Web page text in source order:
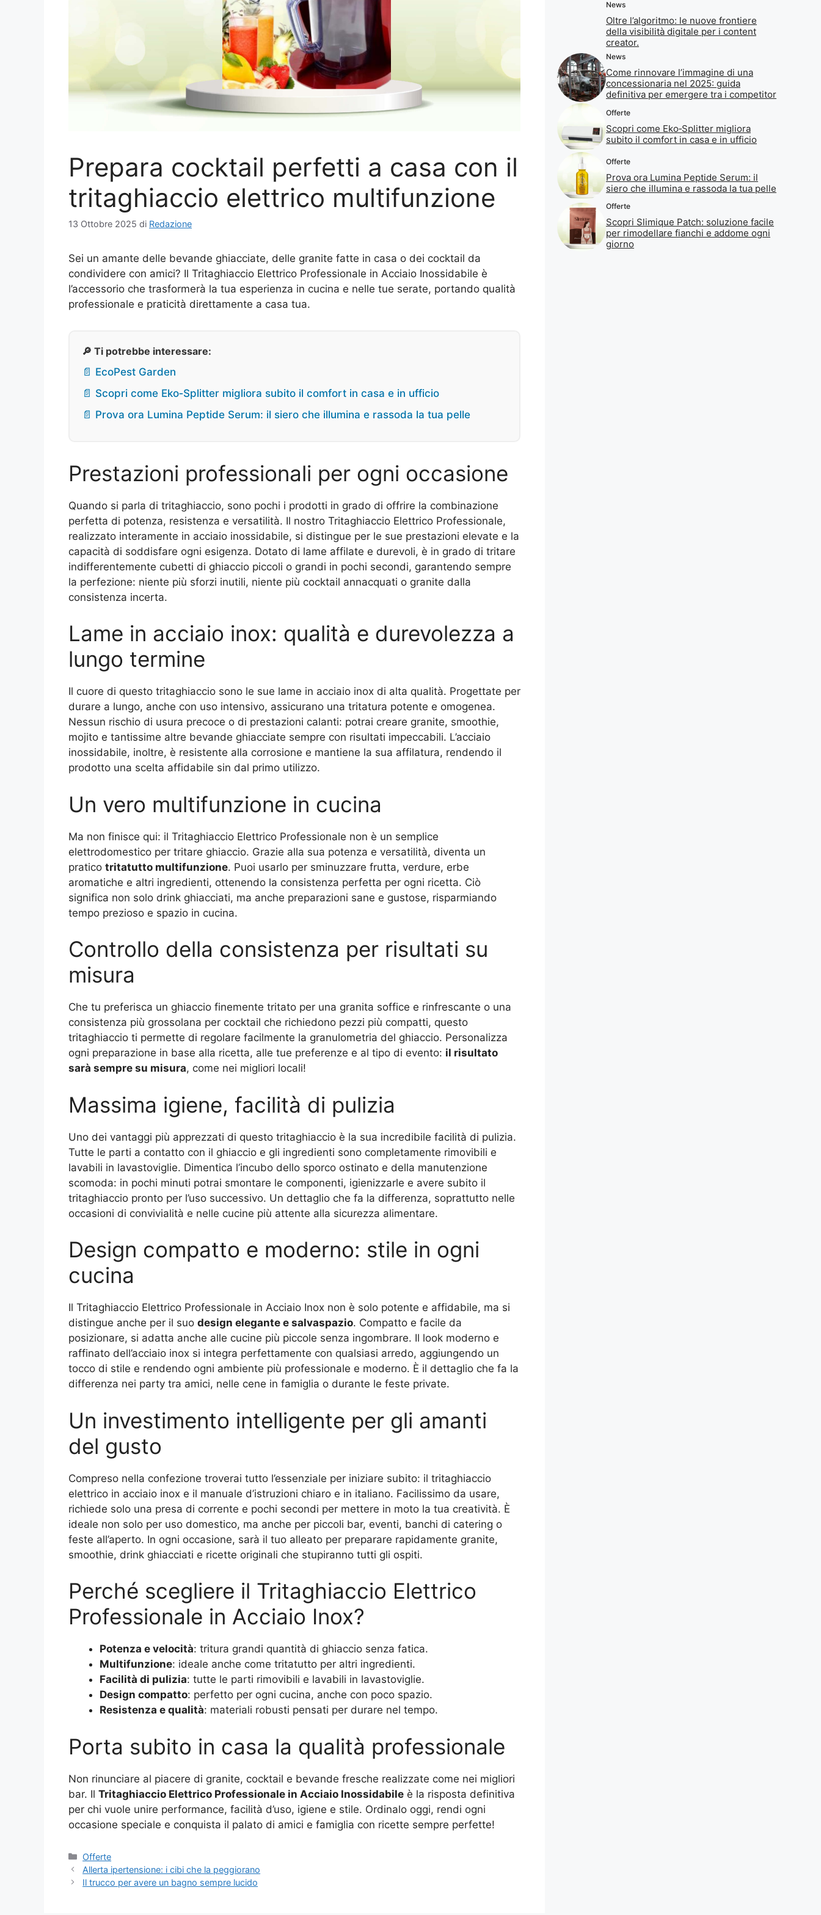
Prepara cocktail perfetti a casa con il
tritaghiaccio elettrico multifunzione
13 Ottobre 2025 di Redazione
Sei un amante delle bevande ghiacciate, delle granite fatte in casa o dei cocktail da
condividere con amici? Il Tritaghiaccio Elettrico Professionale in Acciaio Inossidabile è
l’accessorio che trasformerà la tua esperienza in cucina e nelle tue serate, portando qualità
professionale e praticità direttamente a casa tua.
🔎 Ti potrebbe interessare:
📄 EcoPest Garden
📄 Scopri come Eko‑Splitter migliora subito il comfort in casa e in ufficio
📄 Prova ora Lumina Peptide Serum: il siero che illumina e rassoda la tua pelle
Prestazioni professionali per ogni occasione
Quando si parla di tritaghiaccio, sono pochi i prodotti in grado di offrire la combinazione
perfetta di potenza, resistenza e versatilità. Il nostro Tritaghiaccio Elettrico Professionale,
realizzato interamente in acciaio inossidabile, si distingue per le sue prestazioni elevate e la
capacità di soddisfare ogni esigenza. Dotato di lame affilate e durevoli, è in grado di tritare
indifferentemente cubetti di ghiaccio piccoli o grandi in pochi secondi, garantendo sempre
la perfezione: niente più sforzi inutili, niente più cocktail annacquati o granite dalla
consistenza incerta.
Lame in acciaio inox: qualità e durevolezza a
lungo termine
Il cuore di questo tritaghiaccio sono le sue lame in acciaio inox di alta qualità. Progettate per
durare a lungo, anche con uso intensivo, assicurano una tritatura potente e omogenea.
Nessun rischio di usura precoce o di prestazioni calanti: potrai creare granite, smoothie,
mojito e tantissime altre bevande ghiacciate sempre con risultati impeccabili. L’acciaio
inossidabile, inoltre, è resistente alla corrosione e mantiene la sua affilatura, rendendo il
prodotto una scelta affidabile sin dal primo utilizzo.
Un vero multifunzione in cucina
Ma non finisce qui: il Tritaghiaccio Elettrico Professionale non è un semplice
elettrodomestico per tritare ghiaccio. Grazie alla sua potenza e versatilità, diventa un
pratico tritatutto multifunzione. Puoi usarlo per sminuzzare frutta, verdure, erbe
aromatiche e altri ingredienti, ottenendo la consistenza perfetta per ogni ricetta. Ciò
significa non solo drink ghiacciati, ma anche preparazioni sane e gustose, risparmiando
tempo prezioso e spazio in cucina.
Controllo della consistenza per risultati su
misura
Che tu preferisca un ghiaccio finemente tritato per una granita soffice e rinfrescante o una
consistenza più grossolana per cocktail che richiedono pezzi più compatti, questo
tritaghiaccio ti permette di regolare facilmente la granulometria del ghiaccio. Personalizza
ogni preparazione in base alla ricetta, alle tue preferenze e al tipo di evento: il risultato
sarà sempre su misura, come nei migliori locali!
Massima igiene, facilità di pulizia
Uno dei vantaggi più apprezzati di questo tritaghiaccio è la sua incredibile facilità di pulizia.
Tutte le parti a contatto con il ghiaccio e gli ingredienti sono completamente rimovibili e
lavabili in lavastoviglie. Dimentica l’incubo dello sporco ostinato e della manutenzione
scomoda: in pochi minuti potrai smontare le componenti, igienizzarle e avere subito il
tritaghiaccio pronto per l’uso successivo. Un dettaglio che fa la differenza, soprattutto nelle
occasioni di convivialità e nelle cucine più attente alla sicurezza alimentare.
Design compatto e moderno: stile in ogni
cucina
Il Tritaghiaccio Elettrico Professionale in Acciaio Inox non è solo potente e affidabile, ma si
distingue anche per il suo design elegante e salvaspazio. Compatto e facile da
posizionare, si adatta anche alle cucine più piccole senza ingombrare. Il look moderno e
raffinato dell’acciaio inox si integra perfettamente con qualsiasi arredo, aggiungendo un
tocco di stile e rendendo ogni ambiente più professionale e moderno. È il dettaglio che fa la
differenza nei party tra amici, nelle cene in famiglia o durante le feste private.
Un investimento intelligente per gli amanti
del gusto
Compreso nella confezione troverai tutto l’essenziale per iniziare subito: il tritaghiaccio
elettrico in acciaio inox e il manuale d’istruzioni chiaro e in italiano. Facilissimo da usare,
richiede solo una presa di corrente e pochi secondi per mettere in moto la tua creatività. È
ideale non solo per uso domestico, ma anche per piccoli bar, eventi, banchi di catering o
feste all’aperto. In ogni occasione, sarà il tuo alleato per preparare rapidamente granite,
smoothie, drink ghiacciati e ricette originali che stupiranno tutti gli ospiti.
Perché scegliere il Tritaghiaccio Elettrico
Professionale in Acciaio Inox?
Potenza e velocità: tritura grandi quantità di ghiaccio senza fatica.
Multifunzione: ideale anche come tritatutto per altri ingredienti.
Facilità di pulizia: tutte le parti rimovibili e lavabili in lavastoviglie.
Design compatto: perfetto per ogni cucina, anche con poco spazio.
Resistenza e qualità: materiali robusti pensati per durare nel tempo.
Porta subito in casa la qualità professionale
Non rinunciare al piacere di granite, cocktail e bevande fresche realizzate come nei migliori
bar. Il Tritaghiaccio Elettrico Professionale in Acciaio Inossidabile è la risposta definitiva
per chi vuole unire performance, facilità d’uso, igiene e stile. Ordinalo oggi, rendi ogni
occasione speciale e conquista il palato di amici e famiglia con ricette sempre perfette!
Categorie
Offerte
Allerta ipertensione: i cibi che la peggiorano
Il trucco per avere un bagno sempre lucido
News
Oltre l’algoritmo: le nuove frontiere
della visibilità digitale per i content
creator.
News
Come rinnovare l’immagine di una
concessionaria nel 2025: guida
definitiva per emergere tra i competitor
Offerte
Scopri come Eko‑Splitter migliora
subito il comfort in casa e in ufficio
Offerte
Prova ora Lumina Peptide Serum: il
siero che illumina e rassoda la tua pelle
Offerte
Scopri Slimique Patch: soluzione facile
per rimodellare fianchi e addome ogni
giorno